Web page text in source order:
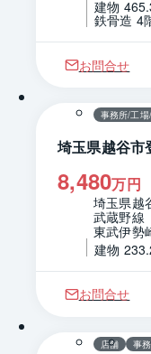
建物
鉄骨造 4
お問合せ
事務所/工
埼玉県越谷市
8,480万円
埼玉県越
武蔵野線
東武伊勢
建物
お問合せ
店舗 事